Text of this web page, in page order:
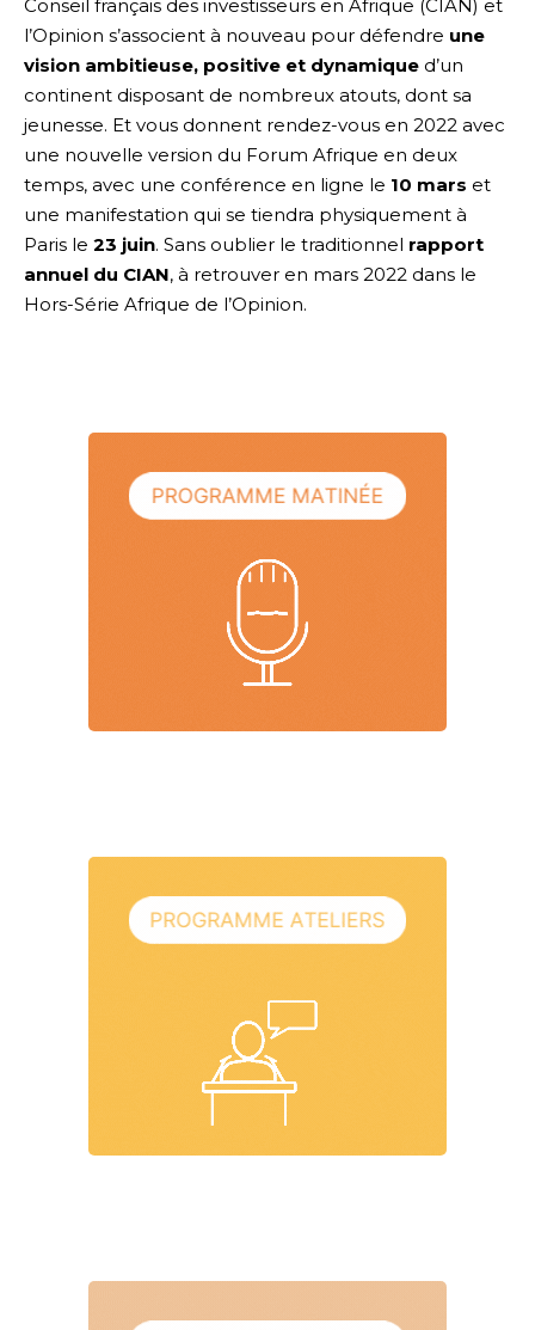
Conseil français des investisseurs en Afrique (CIAN) et
l’Opinion s’associent à nouveau pour défendre une
vision ambitieuse, positive et dynamique d’un
continent disposant de nombreux atouts, dont sa
jeunesse. Et vous donnent rendez-vous en 2022 avec
une nouvelle version du Forum Afrique en deux
temps, avec une conférence en ligne le 10 mars et
une manifestation qui se tiendra physiquement à
Paris le 23 juin. Sans oublier le traditionnel rapport
annuel du CIAN, à retrouver en mars 2022 dans le
Hors-Série Afrique de l’Opinion.